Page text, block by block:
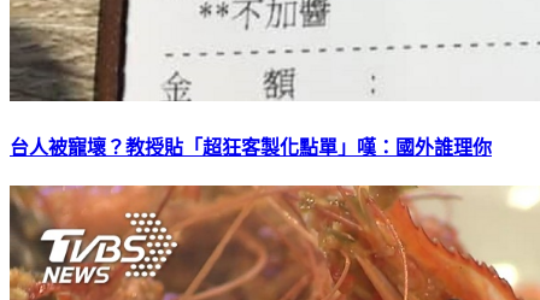
台人被寵壞？教授貼「超狂客製化點單」嘆：國外誰理你